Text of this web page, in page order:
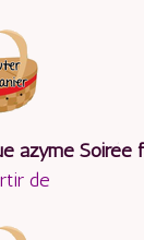
azyme Soirée
de